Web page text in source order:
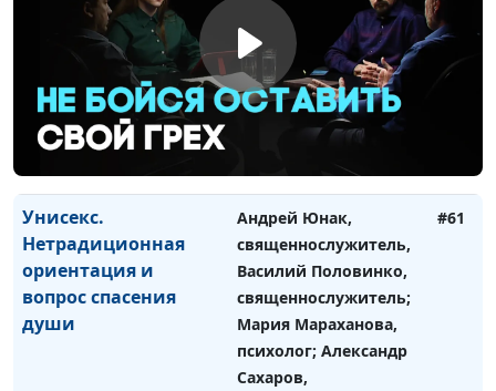
Мария Мараханова,
психолог; Александр
Сахаров,
священнослужитель,
консультант по
взаимоотношениям
Унисекс.
Нетрадиционная
ориентация и
вопрос спасения
души
Андрей Юнак,
священнослужитель,
Василий Половинко,
священнослужитель;
Мария Мараханова,
психолог; Александр
Сахаров,
#61